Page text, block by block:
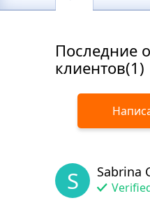
Последние
клиентов(1)
S Sabrina